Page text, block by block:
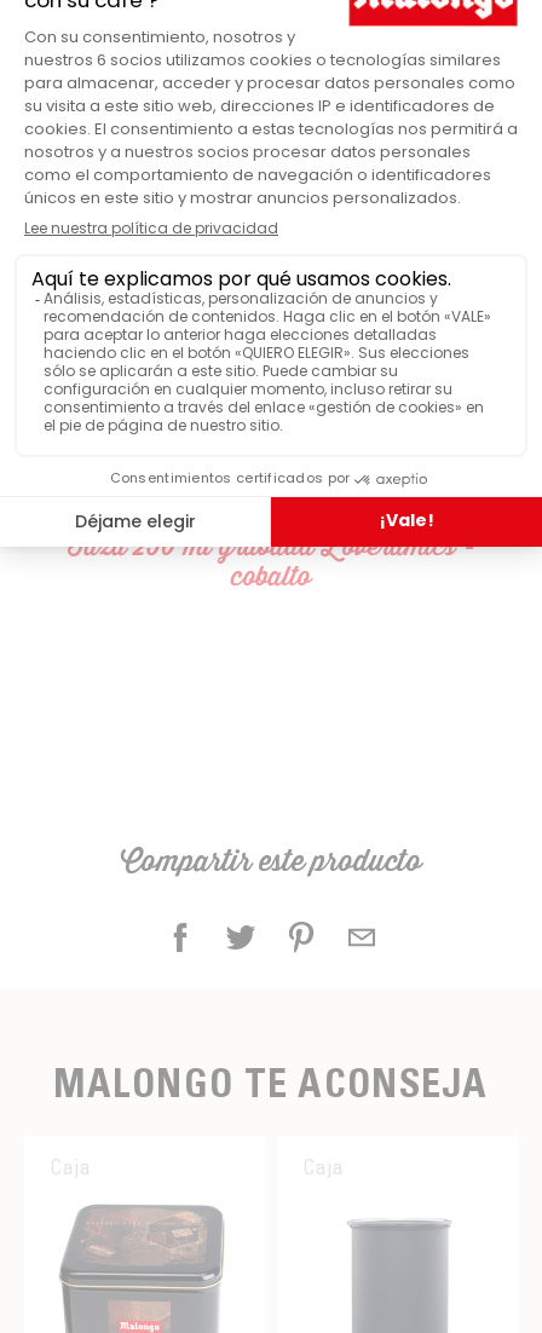
Porcelana
PRODUCTOS Taza capuchino
SE PUEDE LAVAR EN LAVAVAJILLAS
SE PUEDE USAR EN UN MICROONDAS
VER MÁS FUNCIONES
LO HAN PROBADO Y LES HA
GUSTADO
Taza 250 ml grabada Loveramics -
cobalto
Compartir este producto
MALONGO TE ACONSEJA
Caja Caja